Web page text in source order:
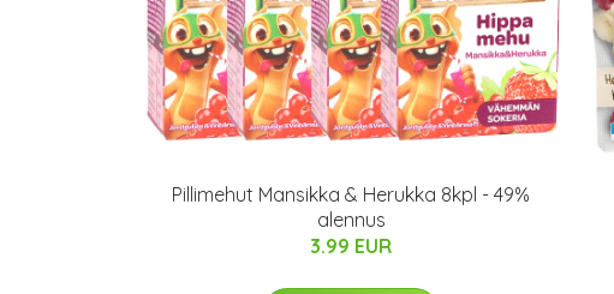
Pillimehut Mansikka & Herukka 8kpl - 49%
alennus
3.99 EUR